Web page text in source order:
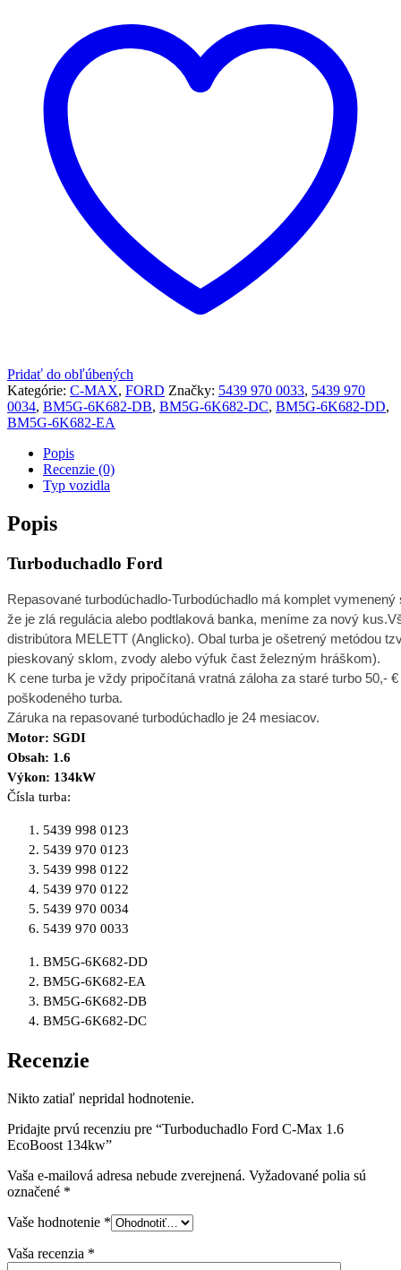
Pridať do obľúbených
Kategórie: C-MAX, FORD Značky: 5439 970 0033, 5439 970
0034, BM5G-6K682-DB, BM5G-6K682-DC, BM5G-6K682-DD,
BM5G-6K682-EA
Popis
Recenzie (0)
Typ vozidla
Popis
Turboduchadlo Ford
Repasované turbodúchadlo-Turbodúchadlo má komplet
že je zlá regulácia alebo podtlaková banka, meníme za nový
distribútora MELETT (Anglicko). Obal turba je ošetrený metódou
pieskovaný sklom, zvody alebo výfuk čast železným hráškom).
K cene turba je vždy pripočítaná vratná záloha za staré turbo 50,-
poškodeného turba.
Záruka na repasované turbodúchadlo je 24 mesiacov.
Motor: SGDI
Obsah: 1.6
Výkon: 134kW
Čísla turba:
5439 998 0123
5439 970 0123
5439 998 0122
5439 970 0122
5439 970 0034
5439 970 0033
BM5G-6K682-DD
BM5G-6K682-EA
BM5G-6K682-DB
BM5G-6K682-DC
Recenzie
Nikto zatiaľ nepridal hodnotenie.
Pridajte prvú recenziu pre “Turboduchadlo Ford C-Max 1.6
EcoBoost 134kw”
Vaša e-mailová adresa nebude zverejnená. Vyžadované polia sú
označené *
Vaše hodnotenie *
Vaša recenzia *